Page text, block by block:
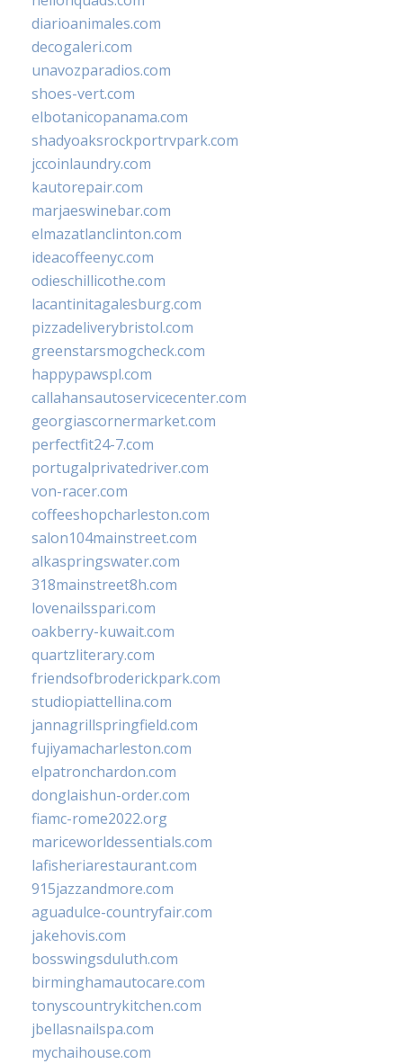
diarioanimales.com
decogaleri.com
unavozparadios.com
shoes-vert.com
elbotanicopanama.com
shadyoaksrockportrvpark.com
jccoinlaundry.com
kautorepair.com
marjaeswinebar.com
elmazatlanclinton.com
ideacoffeenyc.com
odieschillicothe.com
lacantinitagalesburg.com
pizzadeliverybristol.com
greenstarsmogcheck.com
happypawspl.com
callahansautoservicecenter.com
georgiascornermarket.com
perfectfit24-7.com
portugalprivatedriver.com
von-racer.com
coffeeshopcharleston.com
salon104mainstreet.com
alkaspringswater.com
318mainstreet8h.com
lovenailsspari.com
oakberry-kuwait.com
quartzliterary.com
friendsofbroderickpark.com
studiopiattellina.com
jannagrillspringfield.com
fujiyamacharleston.com
elpatronchardon.com
donglaishun-order.com
fiamc-rome2022.org
mariceworldessentials.com
lafisheriarestaurant.com
915jazzandmore.com
aguadulce-countryfair.com
jakehovis.com
bosswingsduluth.com
birminghamautocare.com
tonyscountrykitchen.com
jbellasnailspa.com
mychaihouse.com